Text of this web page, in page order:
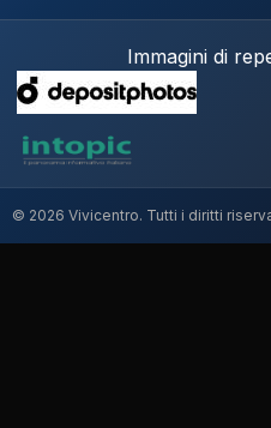
Immagini di
© 2026 Vivicentro. Tutti i diritti